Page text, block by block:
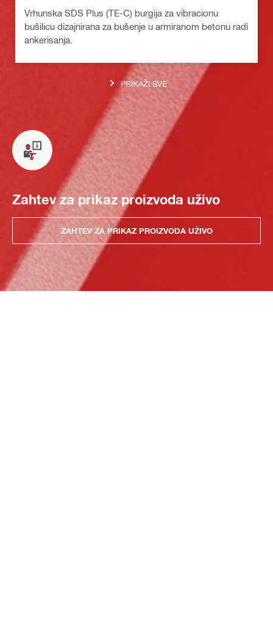
Vrhunska SDS Plus (TE-C) burgija za vibracionu
bušilicu dizajnirana za bušenje u armiranom betonu radi
ankerisanja.
PRIKAŽI SVE
Zahtev za prikaz proizvoda uživo
ZAHTEV ZA PRIKAZ PROIZVODA UŽIVO